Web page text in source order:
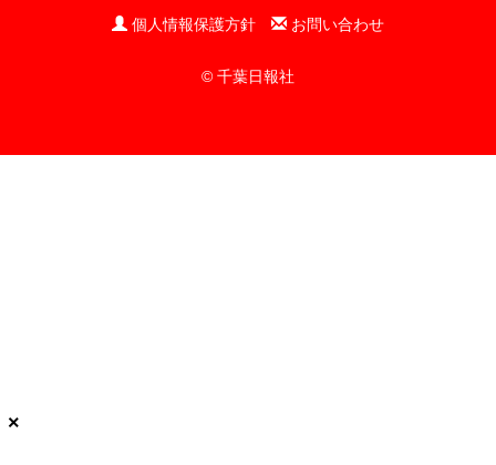
個人情報保護方針
お問い合わせ
© 千葉日報社
×